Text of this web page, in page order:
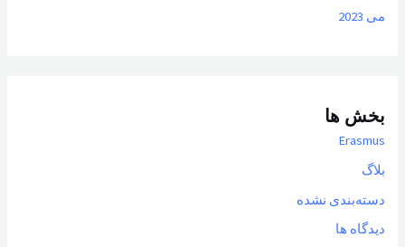
می 2023
بخش ها
Erasmus
بلاگ
دسته‌بندی نشده
دیدگاه ها